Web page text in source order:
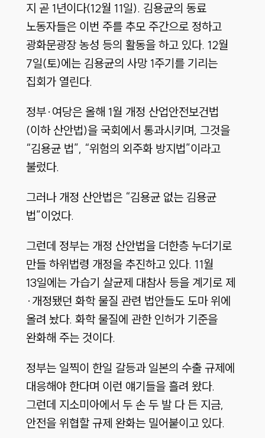
지 곧 1년이다(12월 11일). 김용균의 동료
노동자들은 이번 주를 추모 주간으로 정하고
광화문광장 농성 등의 활동을 하고 있다. 12월
7일(토)에는 김용균의 사망 1주기를 기리는
집회가 열린다.
정부·여당은 올해 1월 개정 산업안전보건법
(이하 산안법)을 국회에서 통과시키며, 그것을
“김용균 법”, “위험의 외주화 방지법”이라고
불렀다.
그러나 개정 산안법은 “김용균 없는 김용균
법”이었다.
그런데 정부는 개정 산안법을 더한층 누더기로
만들 하위법령 개정을 추진하고 있다. 11월
13일에는 가습기 살균제 대참사 등을 계기로 제
·개정됐던 화학 물질 관련 법안들도 도마 위에
올려 놨다. 화학 물질에 관한 인허가 기준을
완화해 주는 것이다.
정부는 일찍이 한일 갈등과 일본의 수출 규제에
대응해야 한다며 이런 얘기들을 흘려 왔다.
그런데 지소미아에서 두 손 두 발 다 든 지금,
안전을 위협할 규제 완화는 밀어붙이고 있다.